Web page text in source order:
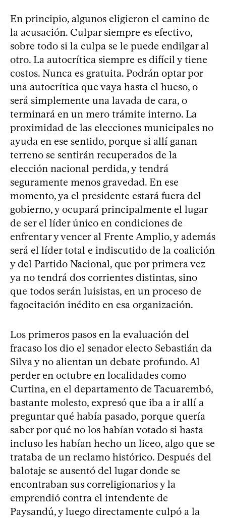
En principio, algunos eligieron el camino de
la acusación. Culpar siempre es efectivo,
sobre todo si la culpa se le puede endilgar al
otro. La autocrítica siempre es difícil y tiene
costos. Nunca es gratuita. Podrán optar por
una autocrítica que vaya hasta el hueso, o
será simplemente una lavada de cara, o
terminará en un mero trámite interno. La
proximidad de las elecciones municipales no
ayuda en ese sentido, porque si allí ganan
terreno se sentirán recuperados de la
elección nacional perdida, y tendrá
seguramente menos gravedad. En ese
momento, ya el presidente estará fuera del
gobierno, y ocupará principalmente el lugar
de ser el líder único en condiciones de
enfrentar y vencer al Frente Amplio, y además
será el líder total e indiscutido de la coalición
y del Partido Nacional, que por primera vez
ya no tendrá dos corrientes distintas, sino
que todos serán luisistas, en un proceso de
fagocitación inédito en esa organización.
Los primeros pasos en la evaluación del
fracaso los dio el senador electo Sebastián da
Silva y no alientan un debate profundo. Al
perder en octubre en localidades como
Curtina, en el departamento de Tacuarembó,
bastante molesto, expresó que iba a ir allí a
preguntar qué había pasado, porque quería
saber por qué no los habían votado si hasta
incluso les habían hecho un liceo, algo que se
trataba de un reclamo histórico. Después del
balotaje se ausentó del lugar donde se
encontraban sus correligionarios y la
emprendió contra el intendente de
Paysandú, y luego directamente culpó a la